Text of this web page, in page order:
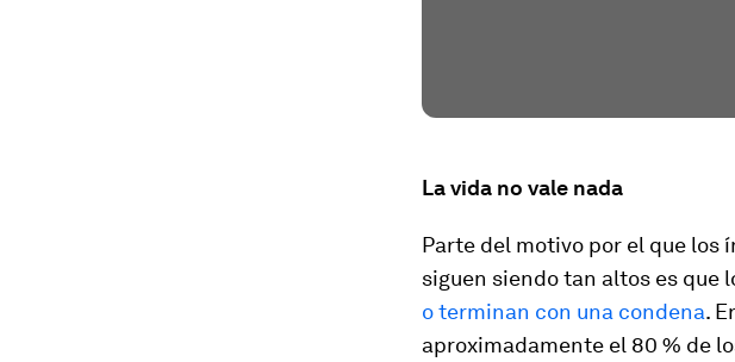
La vida no vale nada
Parte del motivo por el que los
siguen siendo tan altos es que
o terminan con una condena.
aproximadamente el 80 % de